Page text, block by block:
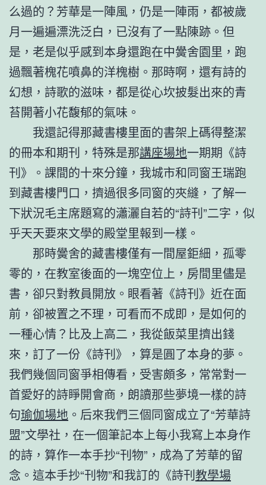
么過的？芳華是一陣風，仍是一陣雨，都被歲
月一遍遍漂洗泛白，已沒有了一點陳跡。但
是，老是似乎感到本身還跑在中黌舍園里，跑
過飄著槐花噴鼻的洋槐樹。那時啊，還有詩的
幻想，詩歌的滋味，都是從心坎披髮出來的青
苔開著小花馥郁的氣味。
我還記得那藏書樓里面的書架上碼得整潔
的冊本和期刊，特殊是那講座場地一期期《詩
刊》。課間的十來分鐘，我城市和同窗王瑞跑
到藏書樓門口，擠過很多同窗的夾縫，了解一
下狀況毛主席題寫的瀟灑自若的“詩刊”二字，似
乎天天要來文學的殿堂里報到一樣。
那時黌舍的藏書樓僅有一間屋鉅細，孤零
零的，在教室後面的一塊空位上，房間里儘是
書，卻只對教員開放。眼看著《詩刊》近在面
前，卻被置之不理，可看而不成即，是如何的
一種心情？比及上高二，我從飯菜里擠出錢
來，訂了一份《詩刊》，算是圓了本身的夢。
我們幾個同窗爭相傳看，受害頗多，常常對一
首愛好的詩睜開會商，朗讀那些夢境一樣的詩
句瑜伽場地 。后來我們三個同窗成立了“芳華詩
盟”文學社，在一個筆記本上每小我寫上本身作
的詩，算作一本手抄“刊物”，成為了芳華的留
念。這本手抄“刊物”和我訂的《詩刊教學場